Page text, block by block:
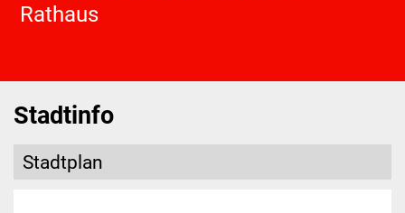
Summerrockfestival
Rathaus
Stadtinfo
Stadtplan